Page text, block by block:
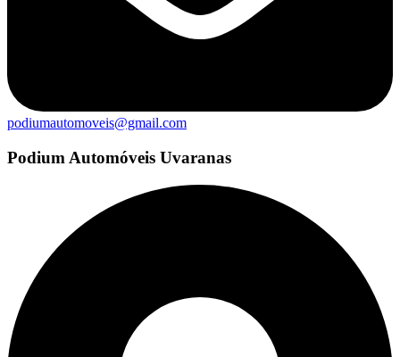
podiumautomoveis@gmail.com
Podium Automóveis Uvaranas